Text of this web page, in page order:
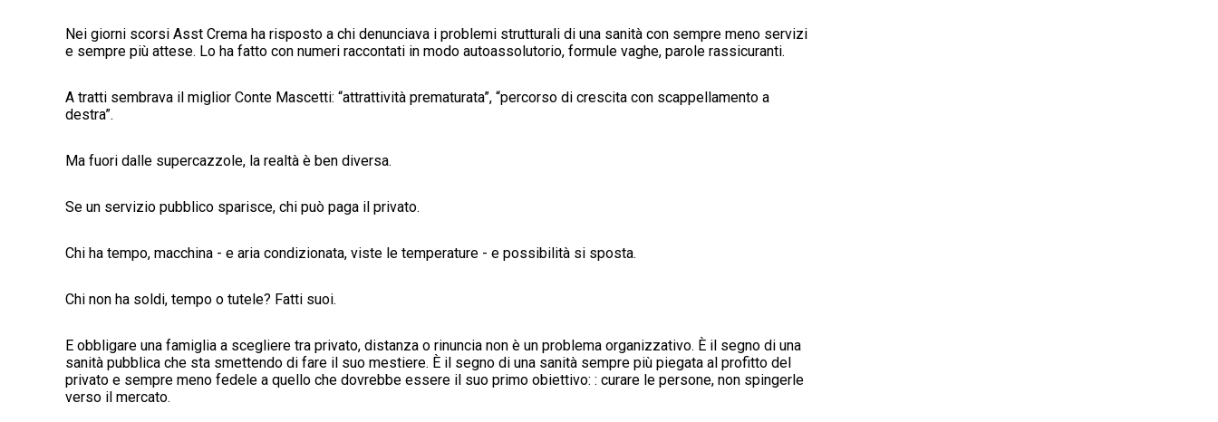
Nei giorni scorsi Asst Crema ha risposto a chi denunciava i problemi strutturali di una sanità con sempre meno servizi
e sempre più attese. Lo ha fatto con numeri raccontati in modo autoassolutorio, formule vaghe, parole rassicuranti.
A tratti sembrava il miglior Conte Mascetti: “attrattività prematurata”, “percorso di crescita con scappellamento a
destra”.
Ma fuori dalle supercazzole, la realtà è ben diversa.
Se un servizio pubblico sparisce, chi può paga il privato.
Chi ha tempo, macchina - e aria condizionata, viste le temperature - e possibilità si sposta.
Chi non ha soldi, tempo o tutele? Fatti suoi.
E obbligare una famiglia a scegliere tra privato, distanza o rinuncia non è un problema organizzativo. È il segno di una
sanità pubblica che sta smettendo di fare il suo mestiere. È il segno di una sanità sempre più piegata al profitto del
privato e sempre meno fedele a quello che dovrebbe essere il suo primo obiettivo: : curare le persone, non spingerle
verso il mercato.